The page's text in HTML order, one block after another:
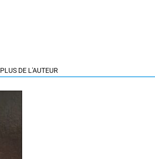
PLUS DE L'AUTEUR